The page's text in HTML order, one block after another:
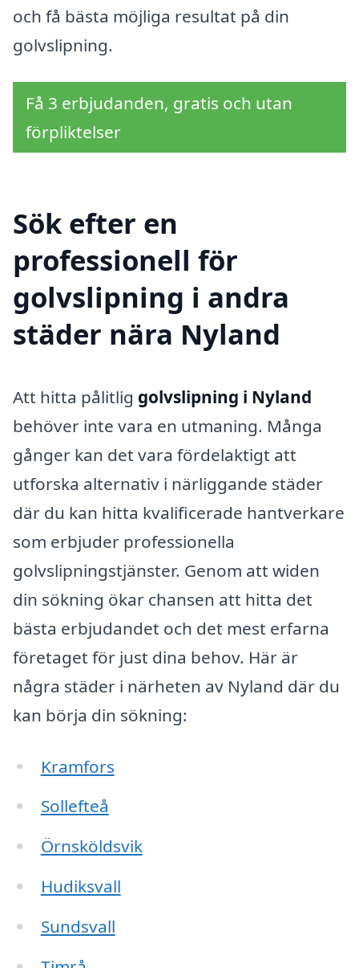
och få bästa möjliga resultat på din
golvslipning.
Få 3 erbjudanden, gratis och utan
förpliktelser
Sök efter en
professionell för
golvslipning i andra
städer nära Nyland
Att hitta pålitlig golvslipning i Nyland
behöver inte vara en utmaning. Många
gånger kan det vara fördelaktigt att
utforska alternativ i närliggande städer
där du kan hitta kvalificerade hantverkare
som erbjuder professionella
golvslipningstjänster. Genom att widen
din sökning ökar chansen att hitta det
bästa erbjudandet och det mest erfarna
företaget för just dina behov. Här är
några städer i närheten av Nyland där du
kan börja din sökning:
Kramfors
Sollefteå
Örnsköldsvik
Hudiksvall
Sundsvall